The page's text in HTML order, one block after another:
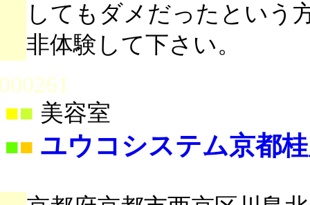
してもダメだったという
非体験して下さい。
■ 美容室
■■ ユウコシステム京都